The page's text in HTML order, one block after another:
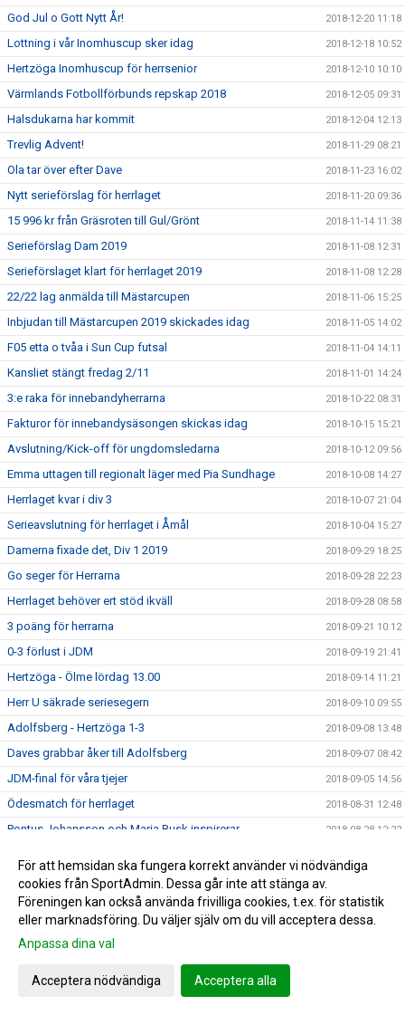
God Jul o Gott Nytt År! 2018-12-20 11:18
Lottning i vår Inomhuscup sker idag 2018-12-18 10:52
Hertzöga Inomhuscup för herrsenior 2018-12-10 10:10
Värmlands Fotbollförbunds repskap 2018 2018-12-05 09:31
Halsdukarna har kommit 2018-12-04 12:13
Trevlig Advent! 2018-11-29 08:21
Ola tar över efter Dave 2018-11-23 16:02
Nytt serieförslag för herrlaget 2018-11-20 09:36
15 996 kr från Gräsroten till Gul/Grönt 2018-11-14 11:38
Serieförslag Dam 2019 2018-11-08 12:31
Serieförslaget klart för herrlaget 2019 2018-11-08 12:28
22/22 lag anmälda till Mästarcupen 2018-11-06 15:25
Inbjudan till Mästarcupen 2019 skickades idag 2018-11-05 14:02
F05 etta o tvåa i Sun Cup futsal 2018-11-04 14:11
Kansliet stängt fredag 2/11 2018-11-01 14:24
3:e raka för innebandyherrarna 2018-10-22 08:31
Fakturor för innebandysäsongen skickas idag 2018-10-15 15:21
Avslutning/Kick-off för ungdomsledarna 2018-10-12 09:56
Emma uttagen till regionalt läger med Pia Sundhage 2018-10-08 14:27
Herrlaget kvar i div 3 2018-10-07 21:04
Serieavslutning för herrlaget i Åmål 2018-10-04 15:27
Damerna fixade det, Div 1 2019 2018-09-29 18:25
Go seger för Herrarna 2018-09-28 22:23
Herrlaget behöver ert stöd ikväll 2018-09-28 08:58
3 poäng för herrarna 2018-09-21 10:12
0-3 förlust i JDM 2018-09-19 21:41
Hertzöga - Ölme lördag 13.00 2018-09-14 11:21
Herr U säkrade seriesegern 2018-09-10 09:55
Adolfsberg - Hertzöga 1-3 2018-09-08 13:48
Daves grabbar åker till Adolfsberg 2018-09-07 08:42
JDM-final för våra tjejer 2018-09-05 14:56
Ödesmatch för herrlaget 2018-08-31 12:48
Pontus Johansson och Maria Busk inspirerar 2018-08-28 12:22
Tung förlust för herrlaget mot FF
Hertzögakronan Lördag 18/8 2018-08-13 09:19
Seger 2-1 mot Bosna 92
10-åringarnas Cup 2018
För att hemsidan ska fungera korrekt använder vi nödvändiga
cookies från SportAdmin. Dessa går inte att stänga av.
Föreningen kan också använda frivilliga cookies, t.ex. för statistik
eller marknadsföring. Du väljer själv om du vill acceptera dessa.
Anpassa dina val
Acceptera nödvändiga Acceptera alla